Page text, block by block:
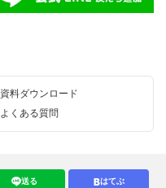
資料ダウンロード
よくある質問
送る はてぶ